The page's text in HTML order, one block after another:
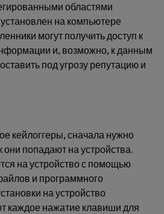
областями
на компьютере
могут получить доступ к
и, возможно, к данным
под угрозу репутацию и
кейлоггеры, сначала нужно
они попадают на устройства.
на устройство с помощью
и программного
на устройство
каждое нажатие клавиши для